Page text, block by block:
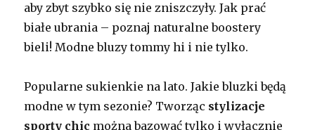
aby zbyt szybko się nie zniszczyły. Jak prać
białe ubrania – poznaj naturalne boostery
bieli! Modne bluzy tommy hi i nie tylko.
Popularne sukienkie na lato. Jakie bluzki będą
modne w tym sezonie? Tworząc stylizacje
sporty chic można bazować tylko i wyłącznie